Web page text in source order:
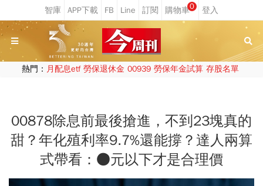
0
熱門： 月配息etf 勞保退休金 00939 勞保年金試算 存股名單
00878除息前最後搶進，不到23塊真的
甜？年化殖利率9.7%還能撐？達人兩算
式帶看：●元以下才是合理價